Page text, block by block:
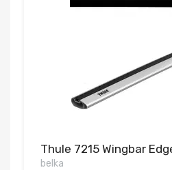
Thule 7215 Wingbar
belka